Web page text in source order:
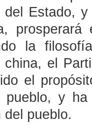
Estado,
la
china, el
el
pueblo, y
del pueblo.